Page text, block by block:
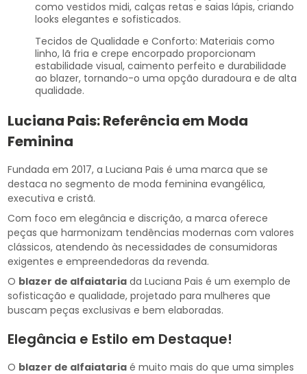
como vestidos midi, calças retas e saias lápis, criando
looks elegantes e sofisticados.
Tecidos de Qualidade e Conforto: Materiais como
linho, lã fria e crepe encorpado proporcionam
estabilidade visual, caimento perfeito e durabilidade
ao blazer, tornando-o uma opção duradoura e de alta
qualidade.
Luciana Pais: Referência em Moda
Feminina
Fundada em 2017, a Luciana Pais é uma marca que se
destaca no segmento de moda feminina evangélica,
executiva e cristã.
Com foco em elegância e discrição, a marca oferece
peças que harmonizam tendências modernas com valores
clássicos, atendendo às necessidades de consumidoras
exigentes e empreendedoras da revenda.
O blazer de alfaiataria da Luciana Pais é um exemplo de
sofisticação e qualidade, projetado para mulheres que
buscam peças exclusivas e bem elaboradas.
Elegância e Estilo em Destaque!
O blazer de alfaiataria é muito mais do que uma simples